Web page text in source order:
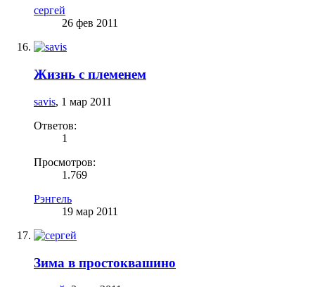
сергей
26 фев 2011
Жизнь с племенем
savis, 1 мар 2011
Ответов:
1
Просмотров:
1.769
Рэнгель
19 мар 2011
Зима в простоквашино